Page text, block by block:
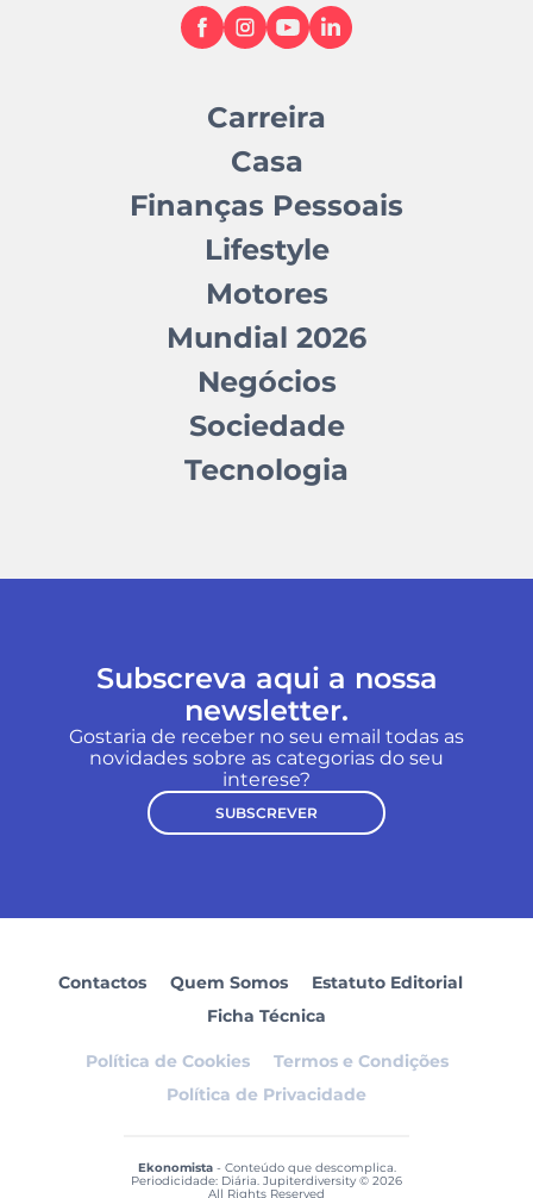
Carreira
Casa
Finanças Pessoais
Lifestyle
Motores
Mundial 2026
Negócios
Sociedade
Tecnologia
Subscreva aqui a nossa
newsletter.
Gostaria de receber no seu email todas as
novidades sobre as categorias do seu
interese?
SUBSCREVER
Contactos Quem Somos
Estatuto Editorial
Ficha Técnica
Política de Cookies
Termos e Condições
Política de Privacidade
Ekonomista- Conteúdo que descomplica.
Periodicidade: Diária. Jupiterdiversity © 2026
All Rights Reserved